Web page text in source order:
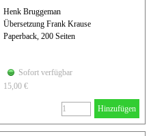
Henk Bruggeman
Übersetzung Frank Krause
Paperback, 200 Seiten
Sofort verfügbar
15,00 €
Hinzufügen